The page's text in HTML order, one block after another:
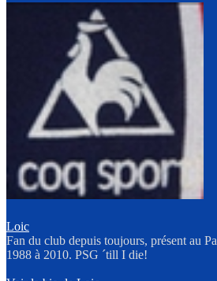
Loic
Fan du club depuis toujours, présent au
1988 à 2010. PSG ´till I die!